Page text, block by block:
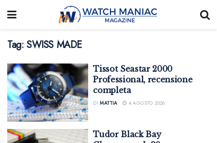
Tag: SWISS MADE
Tissot Seastar 2000
Professional, recensione
completa
DI MATTIA 4 AGOSTO 2026
Tudor Black Bay